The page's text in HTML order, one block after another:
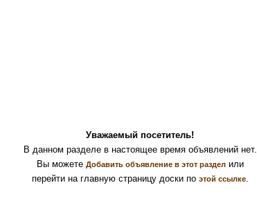
Уважаемый посетитель!
В данном разделе в настоящее время объявлений нет.
Вы можете Добавить объявление в этот разделили
перейти на главную страницу доски по этой ссылке.